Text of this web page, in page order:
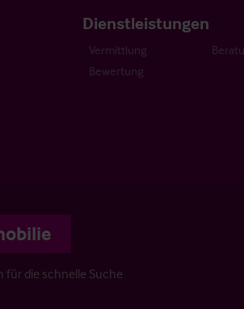
Dienstleistungen
Vermittlung
Bewertung
für die schnelle Suche